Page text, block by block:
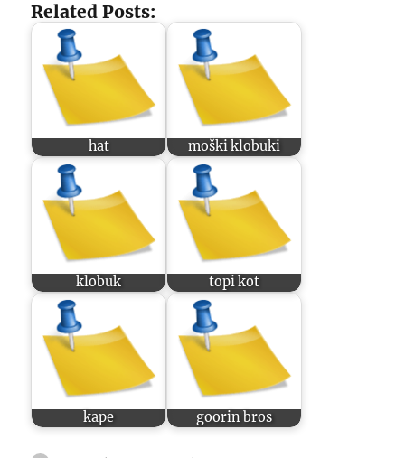
Related Posts:
hat moški klobuki
klobuk topi kot
kape goorin bros